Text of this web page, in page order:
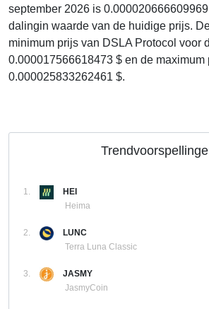
september 2026 is
dalingin waarde van de huidige prijs.
minimum prijs van DSLA Protocol voor
0.000017566618473 $ en de maximum
0.000025833262461 $.
1.
HEI
Heima
2.
LUNC
Terra Luna Classic
3.
JASMY
JasmyCoin